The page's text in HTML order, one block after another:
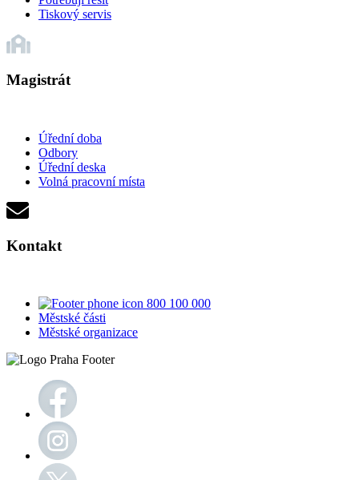
Tiskový servis
Magistrát
Úřední doba
Odbory
Úřední deska
Volná pracovní místa
Kontakt
800 100 000
Městské části
Městské organizace